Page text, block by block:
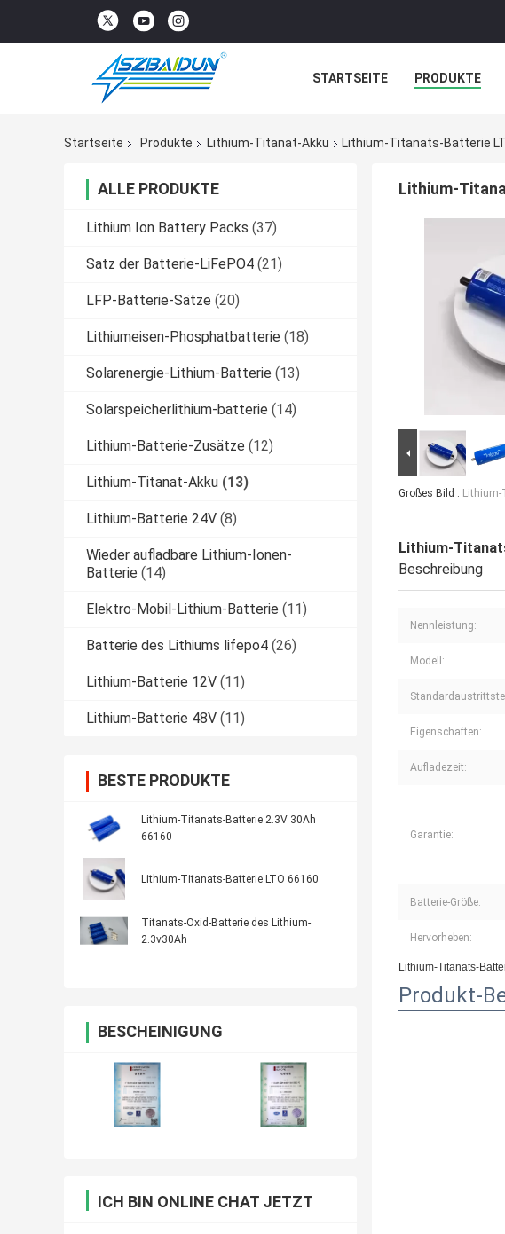
STARTSEITE PRODUKTE
Startseite Produkte Lithium-Titanat-Akku Lithium-Titanats-Batterie
ALLE PRODUKTE
Lithium Ion Battery Packs (37)
Satz der Batterie-LiFePO4 (21)
LFP-Batterie-Sätze (20)
Lithiumeisen-Phosphatbatterie (18)
Solarenergie-Lithium-Batterie (13)
Solarspeicherlithium-batterie (14)
Lithium-Batterie-Zusätze (12)
Lithium-Titanat-Akku (13)
Lithium-Batterie 24V (8)
Wieder aufladbare Lithium-Ionen-
Batterie (14)
Elektro-Mobil-Lithium-Batterie (11)
Batterie des Lithiums lifepo4 (26)
Lithium-Batterie 12V (11)
Lithium-Batterie 48V (11)
BESTE PRODUKTE
Lithium-Titanats-Batterie 2.3V 30Ah
66160
Lithium-Titanats-Batterie LTO 66160
Titanats-Oxid-Batterie des Lithium-
2.3v30Ah
BESCHEINIGUNG
ICH BIN ONLINE CHAT JETZT
Lithium-
Großes Bild :
Lithium-
Beschreibung
Nennleistung:
Modell:
Eigenschaften:
Aufladezeit:
Garantie:
Batterie-Größe:
Hervorheben:
Lithium-Titanats-
Produkt-